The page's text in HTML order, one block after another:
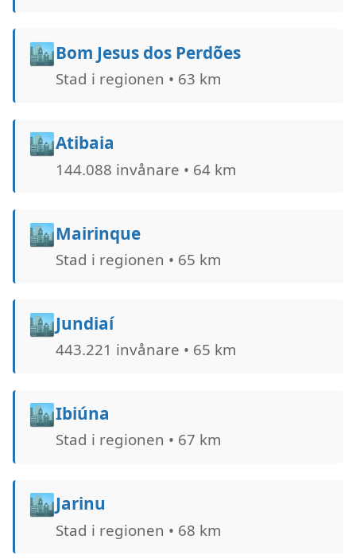
🏙️Bom Jesus dos Perdões
Stad i regionen • 63 km
🏙️Atibaia
144.088 invånare • 64 km
🏙️Mairinque
Stad i regionen • 65 km
🏙️Jundiaí
443.221 invånare • 65 km
🏙️Ibiúna
Stad i regionen • 67 km
🏙️Jarinu
Stad i regionen • 68 km